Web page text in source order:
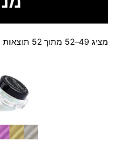
מציג 49–52 מתוך 52 תוצאות